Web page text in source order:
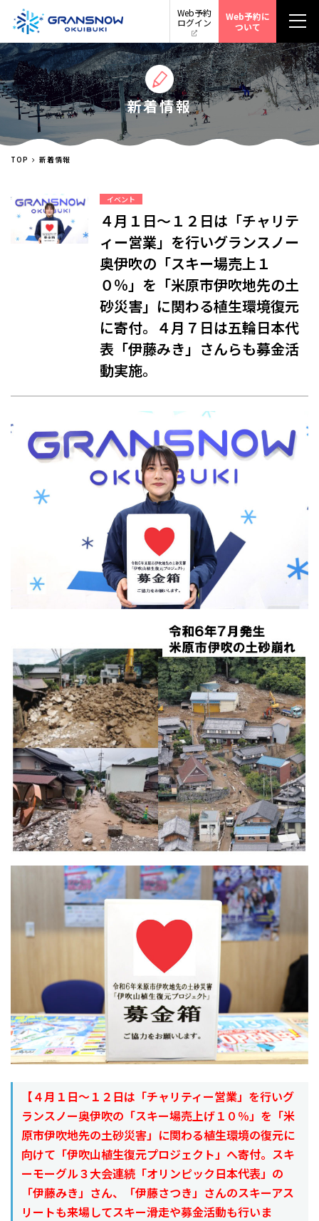
Web予約
ログイン
Web予約に
ついて
新着情報
TOP 新着情報
イベント
４月１日～１２日は「チャリテ
ィー営業」を行いグランスノー
奥伊吹の「スキー場売上１
０％」を「米原市伊吹地先の土
砂災害」に関わる植生環境復元
に寄付。４月７日は五輪日本代
表「伊藤みき」さんらも募金活
動実施。
【４月１日～１２日は「チャリティー営業」を行いグ
ランスノー奥伊吹の「スキー場売上げ１０％」を「米
原市伊吹地先の土砂災害」に関わる植生環境の復元に
向けて「伊吹山植生復元プロジェクト」へ寄付。スキ
ーモーグル３大会連続「オリンピック日本代表」の
「伊藤みき」さん、「伊藤さつき」さんのスキーアス
リートも来場してスキー滑走や募金活動も行いま